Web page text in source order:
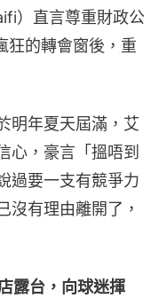
）直言尊重財政公
狂的轉會窗後，重
明年夏天屆滿，艾
心，豪言「搵唔到
過要一支有競爭力
沒有理由離開了，
露台，向球迷揮